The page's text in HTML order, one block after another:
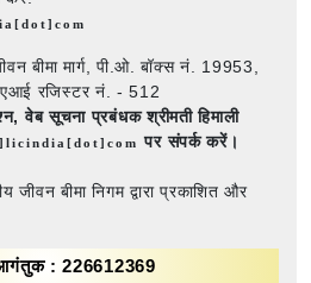
बीमा मार्ग, पी.ओ. बॉक्स नं. 19953,
रजिस्टर नं. - 512
वेब सूचना प्रबंधक श्रीमती हिमाली
पर संपर्क करें।
जीवन बीमा निगम द्वारा प्रकाशित और
: 226612369